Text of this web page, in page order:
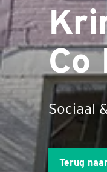
Co
Sociaal
Terug